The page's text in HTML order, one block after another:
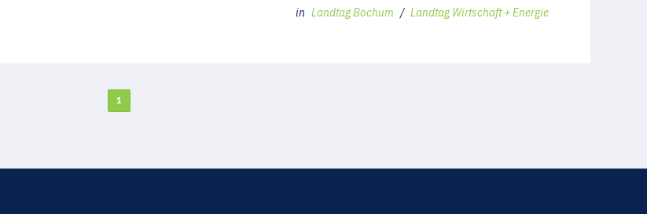
in Landtag Bochum / Landtag Wirtschaft + Energie
1